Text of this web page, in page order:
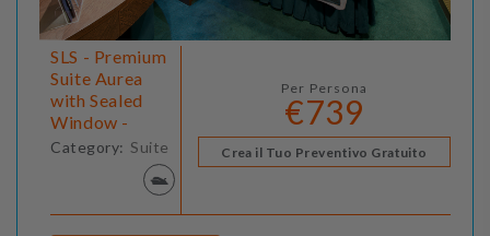
SLS - Premium
Suite Aurea
with Sealed
Window -
Category: Suite
Per Persona
€739
Crea il Tuo Preventivo Gratuito